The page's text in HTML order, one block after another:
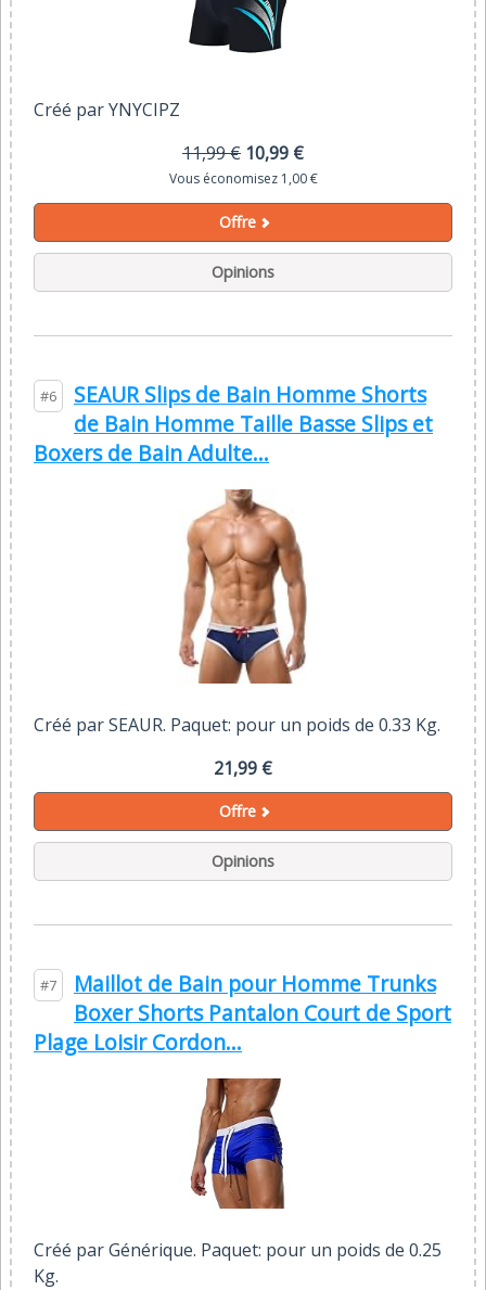
Créé par YNYCIPZ
11,99 € 10,99 €
Vous économisez 1,00 €
Offre
Opinions
#6
SEAUR Slips de Bain Homme Shorts
de Bain Homme Taille Basse Slips et
Boxers de Bain Adulte...
Créé par SEAUR. Paquet: pour un poids de 0.33 Kg.
21,99 €
Offre
Opinions
#7
Maillot de Bain pour Homme Trunks
Boxer Shorts Pantalon Court de Sport
Plage Loisir Cordon...
Créé par Générique. Paquet: pour un poids de 0.25
Kg.